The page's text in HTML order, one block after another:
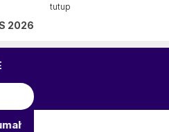
tutup
2026
Pedas Gurih Tak Terlupakan